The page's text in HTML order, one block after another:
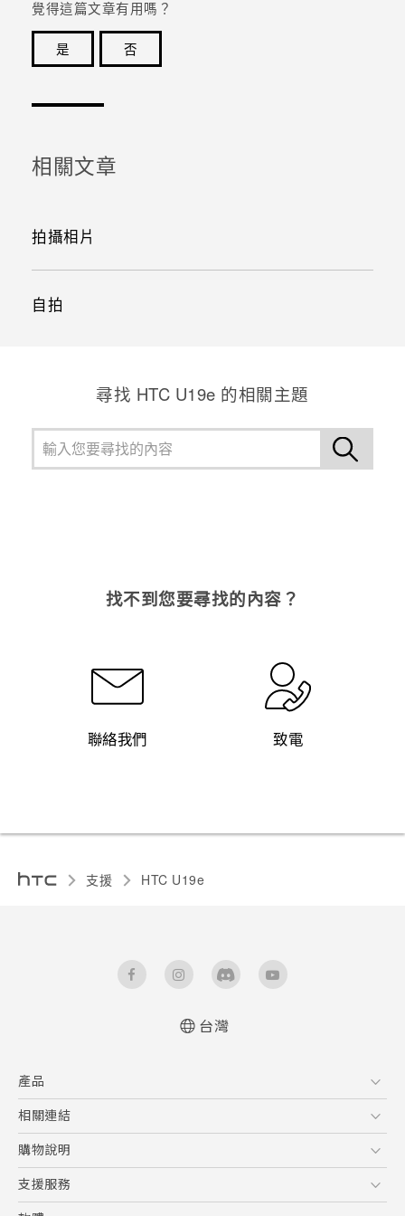
覺得這篇文章有用嗎？
是
否
相關文章
拍攝相片
自拍
尋找 HTC U19e 的相關主題
找不到您要尋找的內容？
聯絡我們 致電
支援 HTC U19e‎
User manual
台灣
產品
5G
智慧型手機
配件
相關連結
HTC Research
購物說明
購物須知
訂單管理
支援服務